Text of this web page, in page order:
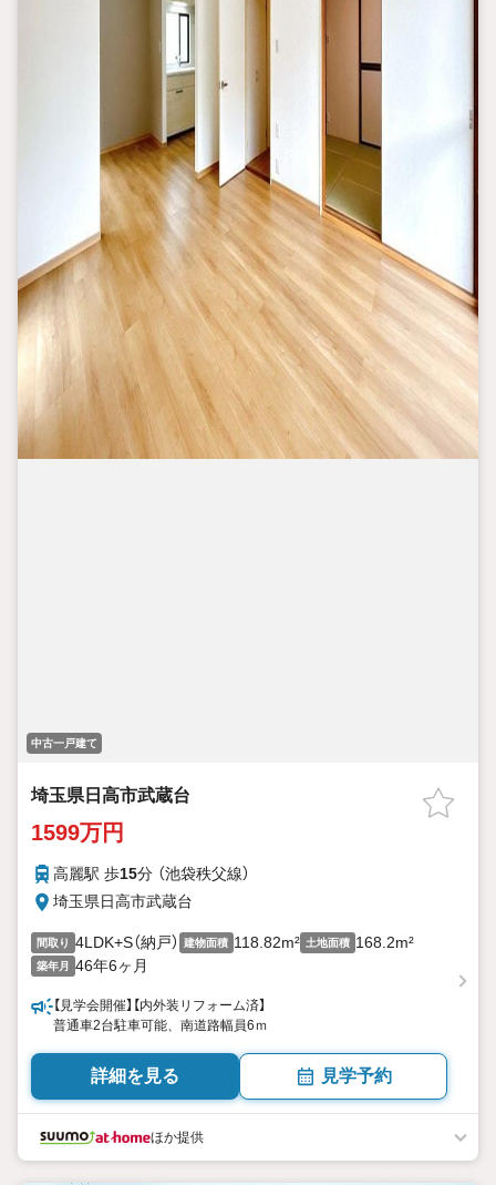
中古一戸建て
埼玉県日高市武蔵台
1599万円
高麗駅 歩15分 （池袋秩父線）
埼玉県日高市武蔵台
間取り 4LDK+S（納戸） 建物面積 118.82m² 土地面積 168.2m²
築年月 46年6ヶ月
【見学会開催】【内外装リフォーム済】
普通車2台駐車可能、南道路幅員6ｍ
詳細を見る 見学予約
ほか提供